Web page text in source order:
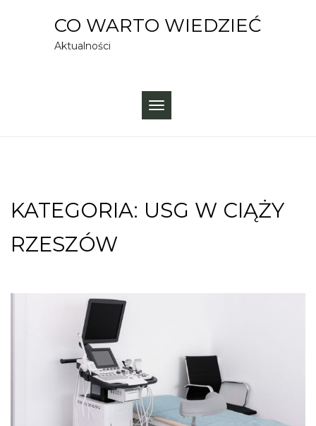
CO WARTO WIEDZIEĆ
Aktualności
TOGGLE
KATEGORIA: USG W CIĄŻY
RZESZÓW